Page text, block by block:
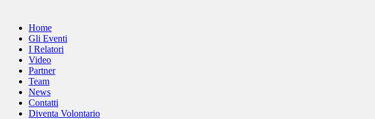
Home
Gli Eventi
I Relatori
Video
Partner
Team
News
Contatti
Diventa Volontario